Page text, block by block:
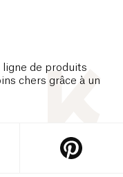
ligne de produits
chers grâce à un